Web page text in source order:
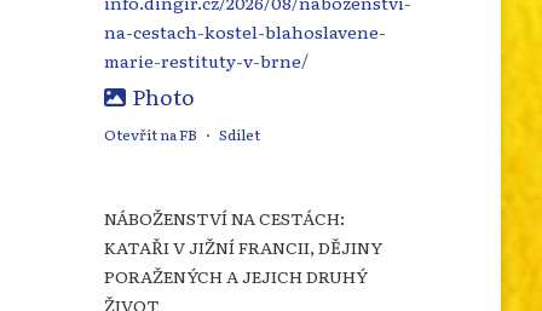
na-cestach-kostel-blahoslavene-
marie-restituty-v-brne/
Photo
Otevřít na FB · Sdílet
NÁBOŽENSTVÍ NA CESTÁCH:
KATAŘI V JIŽNÍ FRANCII, DĚJINY
PORAŽENÝCH A JEJICH DRUHÝ
ŽIVOT